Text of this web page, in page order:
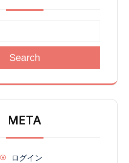
Search
META
ログイン